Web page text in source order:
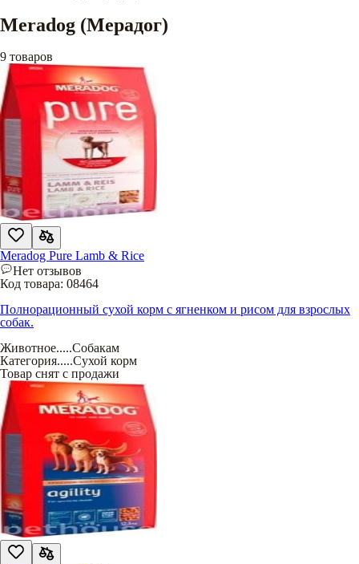
Meradog (Мерадог)
9 товаров
Meradog Pure Lamb & Rice
Нет отзывов
Код товара: 08464
Полнорационный сухой корм с ягненком и рисом для взрослых
собак.
Животное.....Собакам
Категория.....Сухой корм
Товар снят с продажи